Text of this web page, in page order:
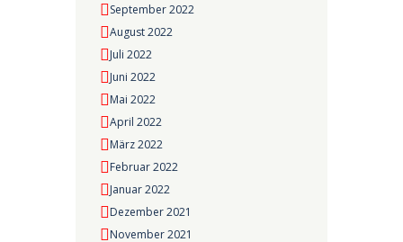
September 2022
August 2022
Juli 2022
Juni 2022
Mai 2022
April 2022
März 2022
Februar 2022
Januar 2022
Dezember 2021
November 2021